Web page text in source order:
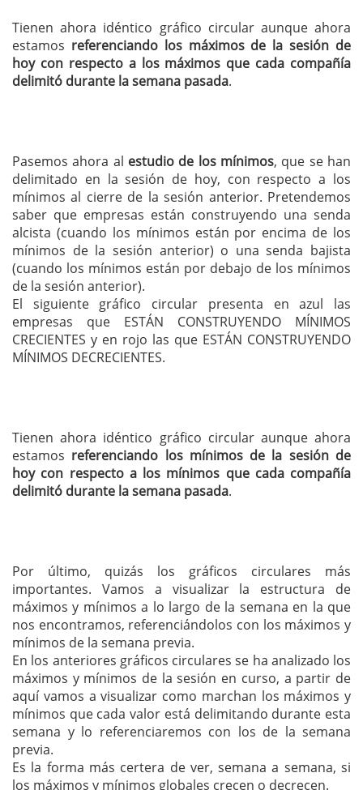
Tienen ahora idéntico gráfico circular aunque ahora
estamos referenciando los máximos de la sesión de
hoy con respecto a los máximos que cada compañía
delimitó durante la semana pasada.
Pasemos ahora al estudio de los mínimos, que se han
delimitado en la sesión de hoy, con respecto a los
mínimos al cierre de la sesión anterior. Pretendemos
saber que empresas están construyendo una senda
alcista (cuando los mínimos están por encima de los
mínimos de la sesión anterior) o una senda bajista
(cuando los mínimos están por debajo de los mínimos
de la sesión anterior).
El siguiente gráfico circular presenta en azul las
empresas que ESTÁN CONSTRUYENDO MÍNIMOS
CRECIENTES y en rojo las que ESTÁN CONSTRUYENDO
MÍNIMOS DECRECIENTES.
Tienen ahora idéntico gráfico circular aunque ahora
estamos referenciando los mínimos de la sesión de
hoy con respecto a los mínimos que cada compañía
delimitó durante la semana pasada.
Por último, quizás los gráficos circulares más
importantes. Vamos a visualizar la estructura de
máximos y mínimos a lo largo de la semana en la que
nos encontramos, referenciándolos con los máximos y
mínimos de la semana previa.
En los anteriores gráficos circulares se ha analizado los
máximos y mínimos de la sesión en curso, a partir de
aquí vamos a visualizar como marchan los máximos y
mínimos que cada valor está delimitando durante esta
semana y lo referenciaremos con los de la semana
previa.
Es la forma más certera de ver, semana a semana, si
los máximos y mínimos globales crecen o decrecen.